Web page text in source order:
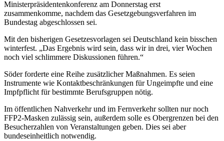
Ministerpräsidentenkonferenz am Donnerstag erst
zusammenkomme, nachdem das Gesetzgebungsverfahren im
Bundestag abgeschlossen sei.
Mit den bisherigen Gesetzesvorlagen sei Deutschland kein bisschen
winterfest. „Das Ergebnis wird sein, dass wir in drei, vier Wochen
noch viel schlimmere Diskussionen führen.“
Söder forderte eine Reihe zusätzlicher Maßnahmen. Es seien
Instrumente wie Kontaktbeschränkungen für Ungeimpfte und eine
Impfpflicht für bestimmte Berufsgruppen nötig.
Im öffentlichen Nahverkehr und im Fernverkehr sollten nur noch
FFP2-Masken zulässig sein, außerdem solle es Obergrenzen bei den
Besucherzahlen von Veranstaltungen geben. Dies sei aber
bundeseinheitlich notwendig.